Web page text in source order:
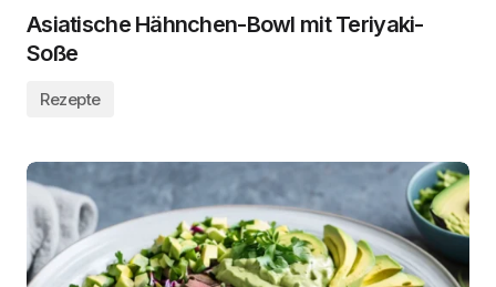
Asiatische Hähnchen-Bowl mit Teriyaki-
Soße
Rezepte